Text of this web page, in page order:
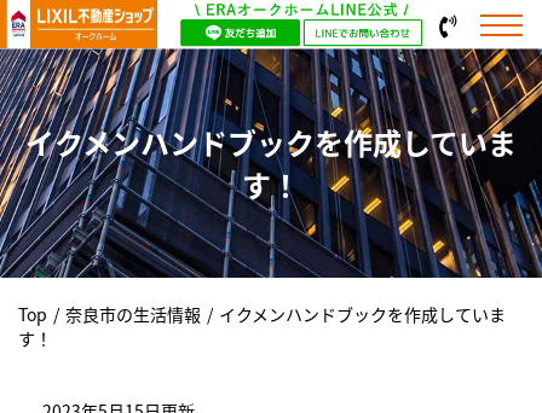
イクメンハンドブックを作成していま
す！
Top / 奈良市の生活情報 / イクメンハンドブックを作成していま
す！